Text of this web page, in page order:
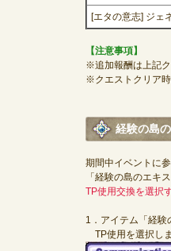
[エタの意志] ジェ
【注意事項】
※追加報酬は上記
※クエストクリア
経験の島
期間中イベントに
「経験の島のエキ
TP使用交換を選択
1．アイテム「経験
TP使用を選択し